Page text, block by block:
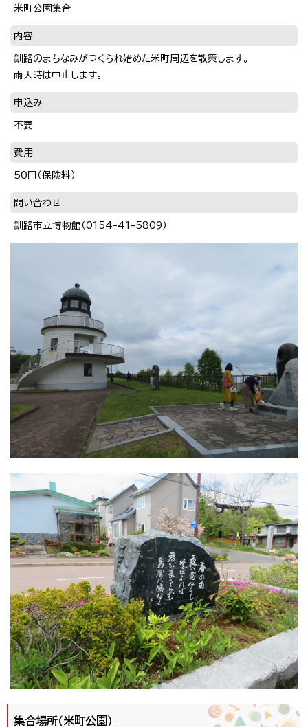
米町公園集合
内容
釧路のまちなみがつくられ始めた米町周辺を散策します。
雨天時は中止します。
申込み
不要
費用
50円（保険料）
問い合わせ
釧路市立博物館（0154-41-5809）
集合場所（米町公園）